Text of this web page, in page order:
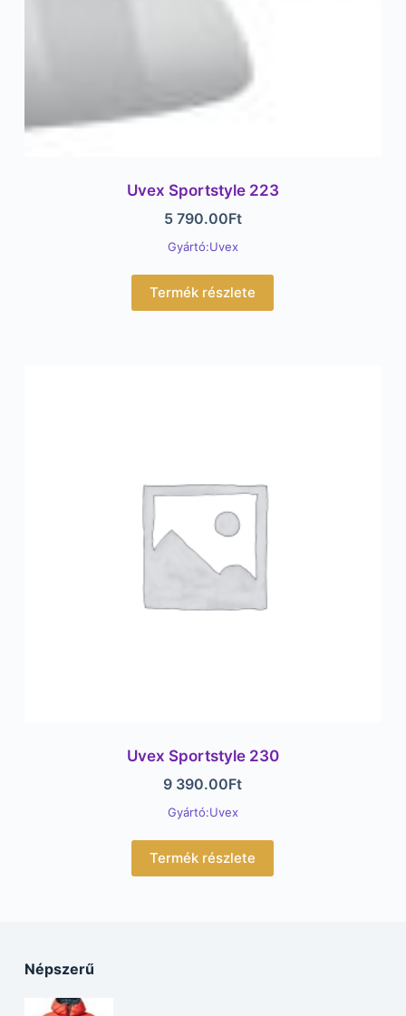
Uvex Sportstyle 223
5 790.00Ft
Gyártó:Uvex
Termék részlete
Uvex Sportstyle 230
9 390.00Ft
Gyártó:Uvex
Termék részlete
Népszerű